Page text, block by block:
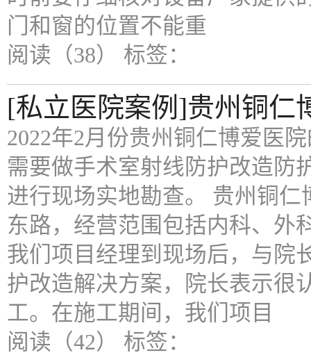
门和窗的位置不能重
阅读（38） 标签：
[私立医院案例]贵州铜仁
2022年2月份贵州铜仁博爱医
需要做手术室射线防护改造防
进行现场实地勘查。 贵州铜
东路，经营范围包括内科、外
我们项目经理到现场后，与院
护改造解决方案，院长表示很
工。在施工期间，我们项目
阅读（42） 标签：